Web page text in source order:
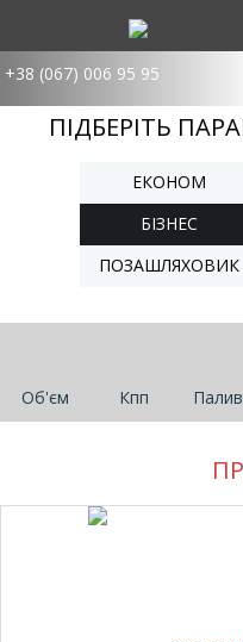
+38 (067) 006 95 95
ПІДБЕРІТЬ
ЕКОНОМ
БІЗНЕС
ПОЗАШЛЯХОВИК
Об'єм Кпп